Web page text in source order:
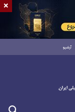
آرشیو
×